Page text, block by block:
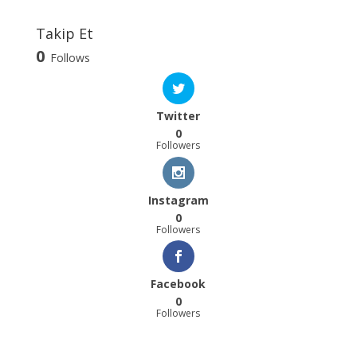
Takip Et
0 Follows
Twitter
0
Followers
Instagram
0
Followers
Facebook
0
Followers